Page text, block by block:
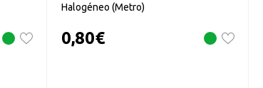
Halogéneo (Metro)
0,80€